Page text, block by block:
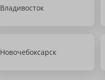
Владивосток
Новочебоксарск